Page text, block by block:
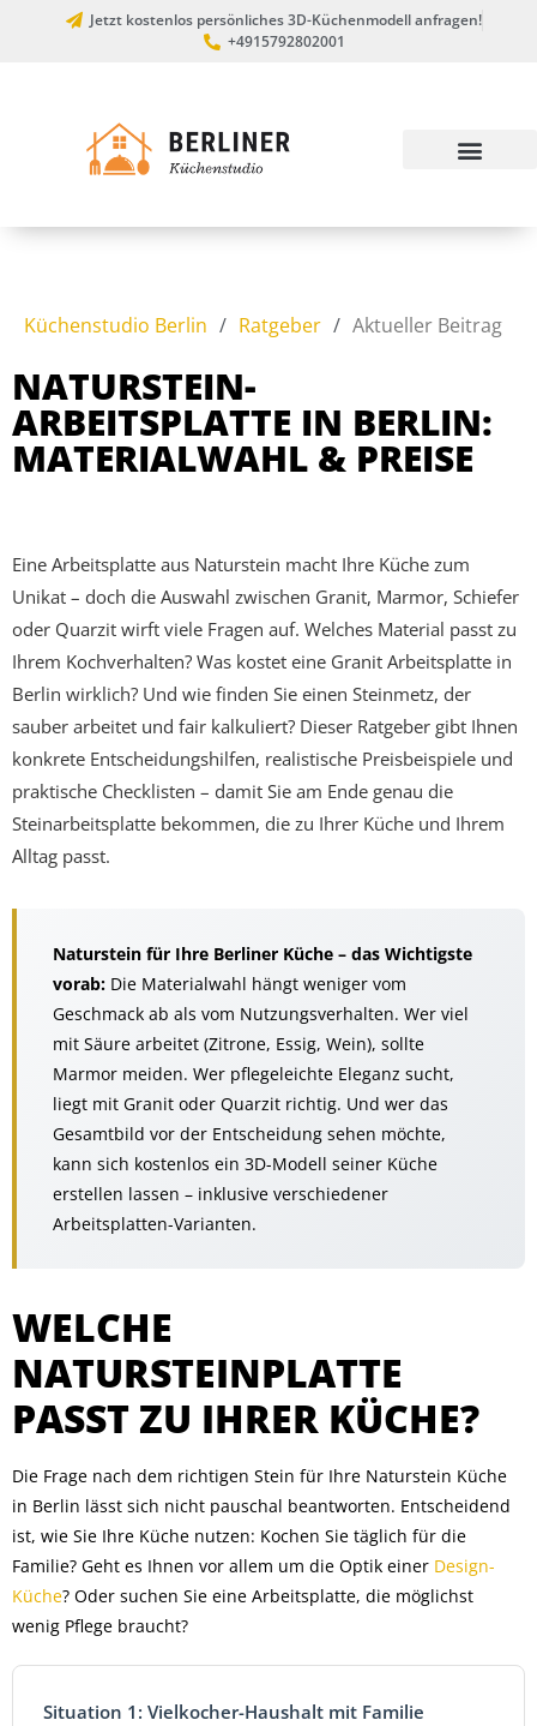
Jetzt kostenlos persönliches 3D-Küchenmodell anfragen!
+4915792802001
Küchenstudio Berlin / Ratgeber / Aktueller Beitrag
NATURSTEIN-
ARBEITSPLATTE IN BERLIN:
MATERIALWAHL & PREISE
Eine Arbeitsplatte aus Naturstein macht Ihre Küche zum
Unikat – doch die Auswahl zwischen Granit, Marmor, Schiefer
oder Quarzit wirft viele Fragen auf. Welches Material passt zu
Ihrem Kochverhalten? Was kostet eine Granit Arbeitsplatte in
Berlin wirklich? Und wie finden Sie einen Steinmetz, der
sauber arbeitet und fair kalkuliert? Dieser Ratgeber gibt Ihnen
konkrete Entscheidungshilfen, realistische Preisbeispiele und
praktische Checklisten – damit Sie am Ende genau die
Steinarbeitsplatte bekommen, die zu Ihrer Küche und Ihrem
Alltag passt.
Naturstein für Ihre Berliner Küche – das Wichtigste
vorab: Die Materialwahl hängt weniger vom
Geschmack ab als vom Nutzungsverhalten. Wer viel
mit Säure arbeitet (Zitrone, Essig, Wein), sollte
Marmor meiden. Wer pflegeleichte Eleganz sucht,
liegt mit Granit oder Quarzit richtig. Und wer das
Gesamtbild vor der Entscheidung sehen möchte,
kann sich kostenlos ein 3D-Modell seiner Küche
erstellen lassen – inklusive verschiedener
Arbeitsplatten-Varianten.
WELCHE
NATURSTEINPLATTE
PASST ZU IHRER KÜCHE?
Die Frage nach dem richtigen Stein für Ihre Naturstein Küche
in Berlin lässt sich nicht pauschal beantworten. Entscheidend
ist, wie Sie Ihre Küche nutzen: Kochen Sie täglich für die
Familie? Geht es Ihnen vor allem um die Optik einer Design-
Küche? Oder suchen Sie eine Arbeitsplatte, die möglichst
wenig Pflege braucht?
Situation 1: Vielkocher-Haushalt mit Familie